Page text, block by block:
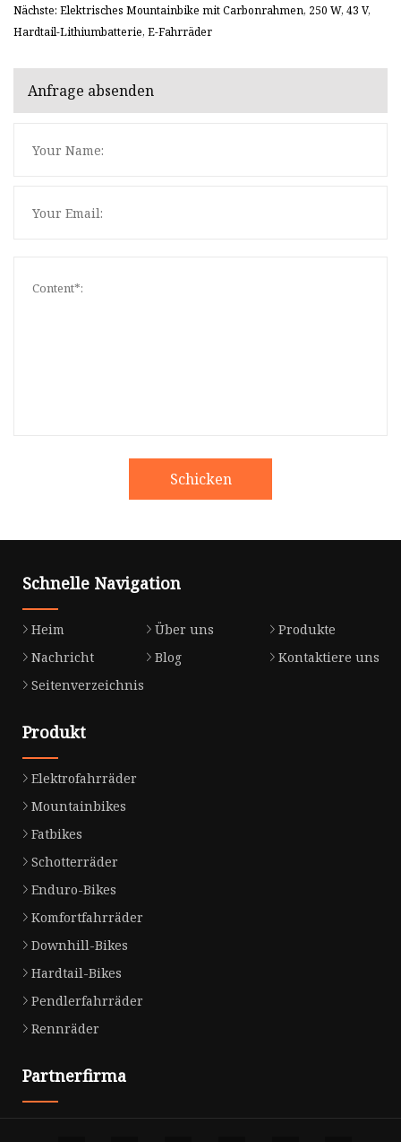
Nächste: Elektrisches Mountainbike mit Carbonrahmen, 250 W, 43 V,
Hardtail-Lithiumbatterie, E-Fahrräder
Anfrage absenden
Schicken
Schnelle Navigation
Heim Über uns
Produkte
Nachricht
Blog
Kontaktiere uns
Seitenverzeichnis
Produkt
Elektrofahrräder
Mountainbikes
Fatbikes
Schotterräder
Enduro-Bikes
Komfortfahrräder
Downhill-Bikes
Hardtail-Bikes
Pendlerfahrräder
Rennräder
Partnerfirma